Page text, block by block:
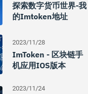
探索数字货币世界-我
的imtoken地址
2023/11/28
ImToken - 区块链手
机应用iOS版本
2023/11/24